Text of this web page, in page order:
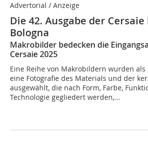
Advertorial / Anzeige
Die 42. Ausgabe der
Bologna
Makrobilder bedecken die
Cersaie 2025
Eine Reihe von Makrobildern wurden
eine Fotografie des Materials und der
ausgewählt, die nach Form, Farbe,
Technologie gegliedert werden,...